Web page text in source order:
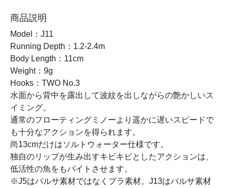
商品説明
Model：J11
Running Depth：1.2-2.4m
Body Length：11cm
Weight：9g
Hooks：TWO No.3
水面から背中を露出して波紋を出しながらの艶かしいス
イミング。
通常のフローティングミノーより遥かに遅いスピードで
も十分なアクションを得られます。
尚13cmだけはソルトウォーター仕様です。
独自のリップが生み出すキビキビとしたアクションは、
低活性の魚をもバイトさせます。
※J5はバルサ素材ではなくプラ素材。J13はバルサ素材